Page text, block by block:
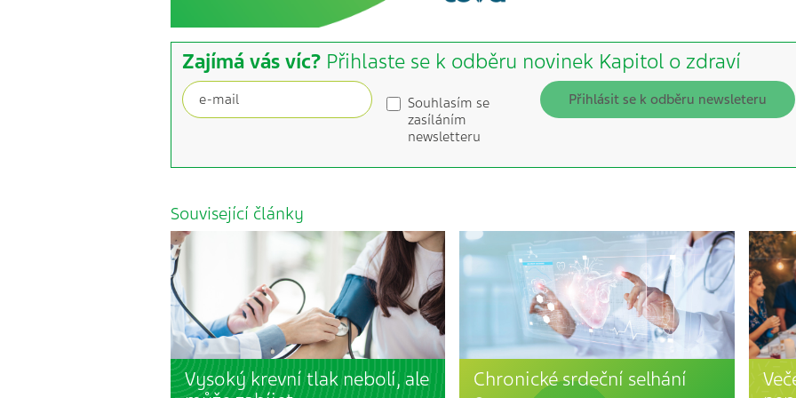
Zajímá vás víc? Přihlaste se k odběru novinek Kapitol o zdraví
Souhlasím se
zasíláním
newsletteru
Přihlásit se k odběru newsleteru
Související články
Vysoký krevní tlak nebolí, ale
Chronické srdeční selhání